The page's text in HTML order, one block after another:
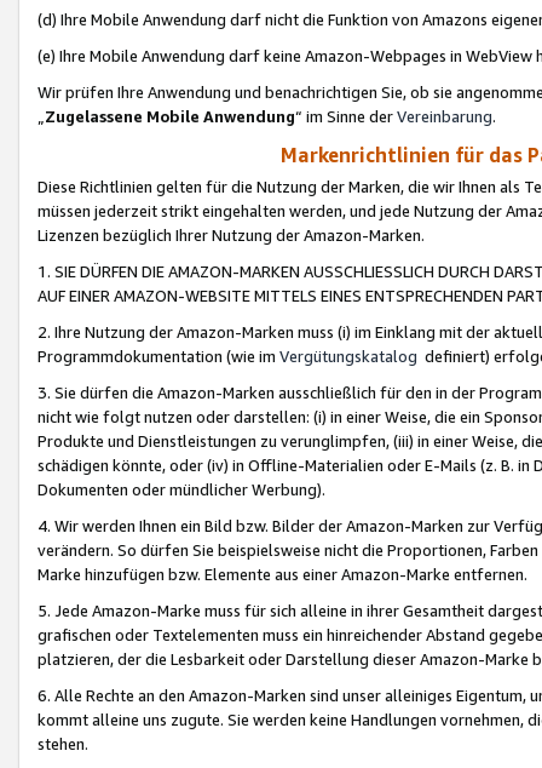
(d) Ihre Mobile Anwendung darf nicht die Funktion von Amazons
(e) Ihre Mobile Anwendung darf keine Amazon-Webpages in WebView
Wir prüfen Ihre Anwendung und benachrichtigen Sie, ob sie
„Zugelassene Mobile Anwendung“ im Sinne derVereinbarung.
Markenrichtlinien für das
Diese Richtlinien gelten für die Nutzung der Marken, die wir Ihnen als
müssen jederzeit strikt eingehalten werden, und jede Nutzung der
Lizenzen bezüglich Ihrer Nutzung der Amazon-Marken.
1. SIE DÜRFEN DIE AMAZON-MARKEN AUSSCHLIESSLICH DURCH
AUF EINER AMAZON-WEBSITE MITTELS EINES ENTSPRECHENDEN
2. Ihre Nutzung der Amazon-Marken muss (i) im Einklang mit der
Programmdokumentation (wie im Vergütungskatalog definiert)
3. Sie dürfen die Amazon-Marken ausschließlich für den in der
nicht wie folgt nutzen oder darstellen: (i) in einer Weise, die ein
Produkte und Dienstleistungen zu verunglimpfen, (iii) in einer Weise,
schädigen könnte, oder (iv) in Offline-Materialien oder E-Mails (z. B. in
Dokumenten oder mündlicher Werbung).
4. Wir werden Ihnen ein Bild bzw. Bilder der Amazon-Marken zur
verändern. So dürfen Sie beispielsweise nicht die Proportionen,
Marke hinzufügen bzw. Elemente aus einer Amazon-Marke entfernen.
5. Jede Amazon-Marke muss für sich alleine in ihrer Gesamtheit
grafischen oder Textelementen muss ein hinreichender Abstand
platzieren, der die Lesbarkeit oder Darstellung dieser Amazon-Marke
6. Alle Rechte an den Amazon-Marken sind unser alleiniges
kommt alleine uns zugute. Sie werden keine Handlungen vornehmen,
stehen.